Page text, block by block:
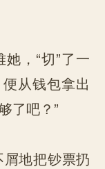
，“切”了一
从钱包拿出
了吧？”
地把钞票扔